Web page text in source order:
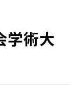
学術大